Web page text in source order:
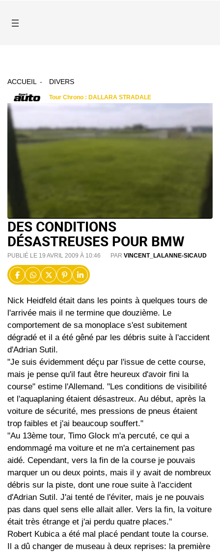
ACCUEIL DIVERS
DES CONDITIONS
DÉSASTREUSES POUR BMW
PUBLIÉ LE 19 AVRIL 2009 À 10:46 PAR VINCENT_LALANNE-SICAUD
Nick Heidfeld était dans les points à quelques tours de
l'arrivée mais il ne termine que douzième. Le
comportement de sa monoplace s'est subitement
dégradé et il a été gêné par les débris suite à l'accident
d'Adrian Sutil.
"Je suis évidemment déçu par l'issue de cette course,
mais je pense qu'il faut être heureux d'avoir fini la
course" estime l'Allemand. "Les conditions de visibilité
et l'aquaplaning étaient désastreux. Au début, après la
voiture de sécurité, mes pressions de pneus étaient
trop faibles et j'ai beaucoup souffert."
"Au 13ème tour, Timo Glock m'a percuté, ce qui a
endommagé ma voiture et ne m'a certainement pas
aidé. Cependant, vers la fin de la course je pouvais
marquer un ou deux points, mais il y avait de nombreux
débris sur la piste, dont une roue suite à l'accident
d'Adrian Sutil. J'ai tenté de l'éviter, mais je ne pouvais
pas dans quel sens elle allait aller. Vers la fin, la voiture
était très étrange et j'ai perdu quatre places."
Robert Kubica a été mal placé pendant toute la course.
Il a dû changer de museau à deux reprises: la première